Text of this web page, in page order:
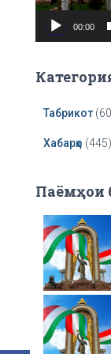
a
00:00
Табрикот
Хабарҳо (445)
Паёмҳои